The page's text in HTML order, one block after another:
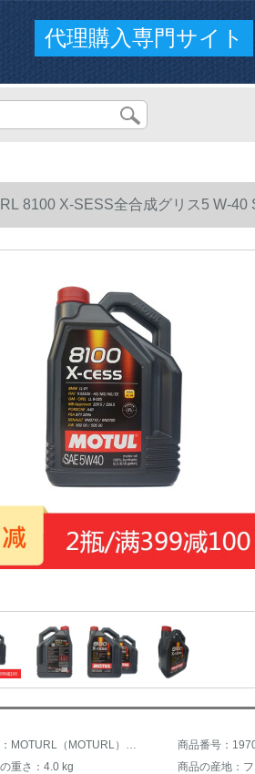
代理購入専門サイト
8100 X-SESS全合成グリス5 W-40
商品名称：MOTURL（MOTURL）8100 X-CSESS全合成グリス5 W-40 SN級5 L本物の自動車エンジンの潤滑油 商品番号：
重さ：4.0 kg
商品の産地：